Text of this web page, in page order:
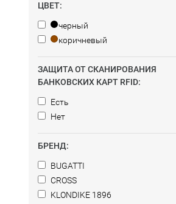
ЦВЕТ:
черный
коричневый
ЗАЩИТА ОТ СКАНИРОВАНИЯ
БАНКОВСКИХ КАРТ RFID:
Есть
Нет
БРЕНД:
BUGATTI
CROSS
KLONDIKE 1896